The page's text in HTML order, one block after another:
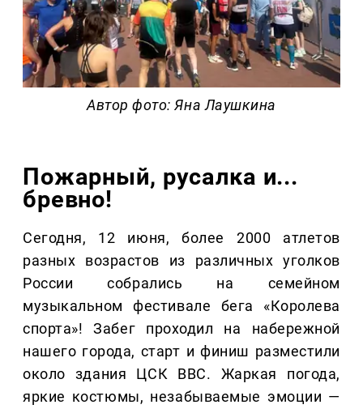
Автор фото: Яна Лаушкина
Пожарный, русалка и...
бревно!
Сегодня, 12 июня, более 2000 атлетов
разных возрастов из различных уголков
России собрались на семейном
музыкальном фестивале бега «Королева
спорта»! Забег проходил на набережной
нашего города, старт и финиш разместили
около здания ЦСК ВВС. Жаркая погода,
яркие костюмы, незабываемые эмоции —